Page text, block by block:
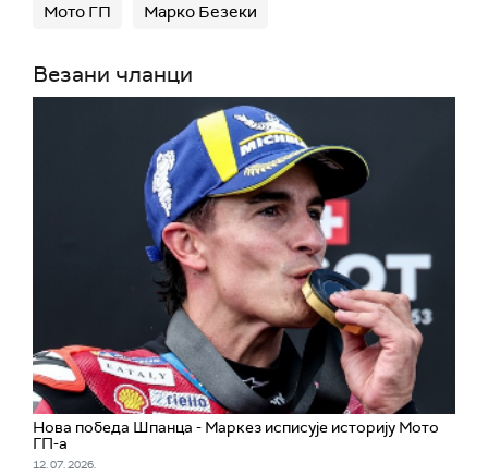
Мото ГП Марко Безеки
Везани чланци
Нова победа Шпанца - Маркез исписује историју Мото
ГП-а
12. 07. 2026.